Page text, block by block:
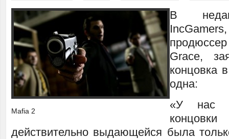
Mafia 2
В
Grace,
концовка
одна:
«У нас
действительно выдающейся была